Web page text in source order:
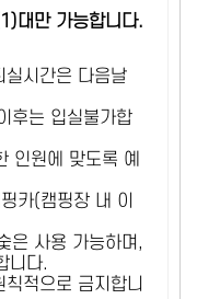
대만 가능합니다.
시간은 다음날
후는 입실불가합
인원에 맞도록 예
카(캠핑장 내 이
은 사용 가능하며,
니다.
적으로 금지합니